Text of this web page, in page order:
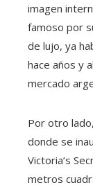
imagen
famoso por
de lujo, ya
hace años y
mercado
Por otro
donde se
Victoria’s
metros